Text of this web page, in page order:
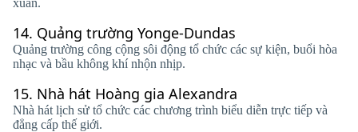
xuân.
14. Quảng trường Yonge-Dundas
Quảng trường công cộng sôi động tổ chức các sự kiện, buổi hòa
nhạc và bầu không khí nhộn nhịp.
15. Nhà hát Hoàng gia Alexandra
Nhà hát lịch sử tổ chức các chương trình biểu diễn trực tiếp và
đẳng cấp thế giới.